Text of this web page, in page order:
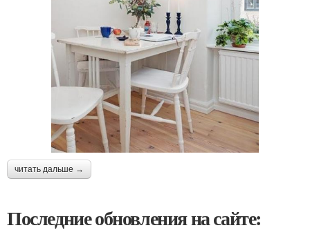
читать дальше →
Последние обновления на сайте: